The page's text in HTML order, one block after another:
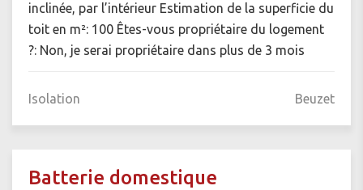
inclinée, par l’intérieur Estimation de la superficie du
toit en m²: 100 Êtes-vous propriétaire du logement
?: Non, je serai propriétaire dans plus de 3 mois
Isolation Beuzet
Batterie domestique